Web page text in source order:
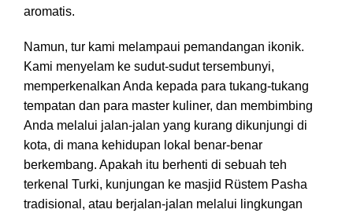
aromatis.
Namun, tur kami melampaui pemandangan ikonik.
Kami menyelam ke sudut-sudut tersembunyi,
memperkenalkan Anda kepada para tukang-tukang
tempatan dan para master kuliner, dan membimbing
Anda melalui jalan-jalan yang kurang dikunjungi di
kota, di mana kehidupan lokal benar-benar
berkembang. Apakah itu berhenti di sebuah teh
terkenal Turki, kunjungan ke masjid Rüstem Pasha
tradisional, atau berjalan-jalan melalui lingkungan